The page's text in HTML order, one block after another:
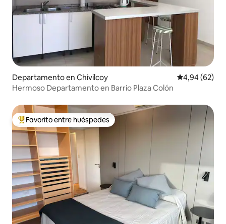
Departamento en Chivilcoy Calificación
4,94 (62)
Hermoso Departamento en Barrio Plaza Colón
Favorito entre los huéspedes más destacados
Favorito entre huéspedes